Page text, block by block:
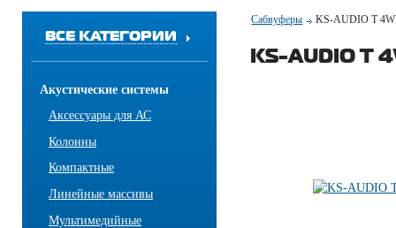
ВСЕ КАТЕГОРИИ
Акустические системы
Аксессуары для АС
Колонны
Компактные
Линейные массивы
Мультимедийные
Сабвуферы KS-AUDIO T 4W
KS-AUDIO T